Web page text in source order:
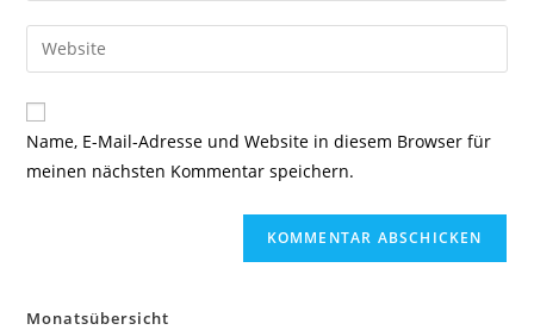
Name, E-Mail-Adresse und Website in diesem Browser für
meinen nächsten Kommentar speichern.
Monatsübersicht